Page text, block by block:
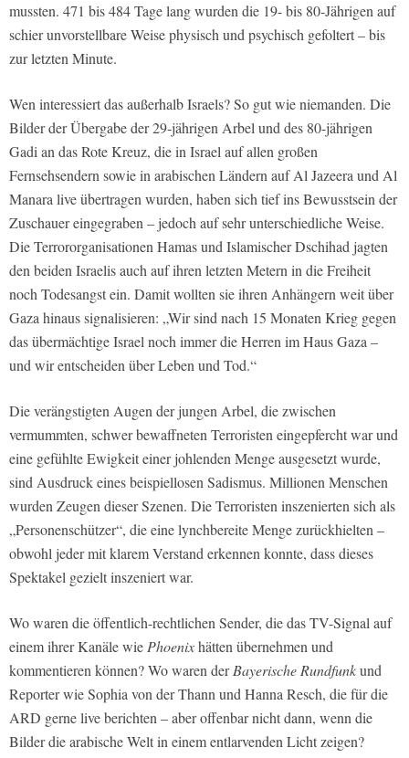
mussten. 471 bis 484 Tage lang wurden die 19- bis 80-Jährigen auf
schier unvorstellbare Weise physisch und psychisch gefoltert – bis
zur letzten Minute.
Wen interessiert das außerhalb Israels? So gut wie niemanden. Die
Bilder der Übergabe der 29-jährigen Arbel und des 80-jährigen
Gadi an das Rote Kreuz, die in Israel auf allen großen
Fernsehsendern sowie in arabischen Ländern auf Al Jazeera und Al
Manara live übertragen wurden, haben sich tief ins Bewusstsein der
Zuschauer eingegraben – jedoch auf sehr unterschiedliche Weise.
Die Terrororganisationen Hamas und Islamischer Dschihad jagten
den beiden Israelis auch auf ihren letzten Metern in die Freiheit
noch Todesangst ein. Damit wollten sie ihren Anhängern weit über
Gaza hinaus signalisieren: „Wir sind nach 15 Monaten Krieg gegen
das übermächtige Israel noch immer die Herren im Haus Gaza –
und wir entscheiden über Leben und Tod.“
Die verängstigten Augen der jungen Arbel, die zwischen
vermummten, schwer bewaffneten Terroristen eingepfercht war und
eine gefühlte Ewigkeit einer johlenden Menge ausgesetzt wurde,
sind Ausdruck eines beispiellosen Sadismus. Millionen Menschen
wurden Zeugen dieser Szenen. Die Terroristen inszenierten sich als
„Personenschützer“, die eine lynchbereite Menge zurückhielten –
obwohl jeder mit klarem Verstand erkennen konnte, dass dieses
Spektakel gezielt inszeniert war.
Wo waren die öffentlich-rechtlichen Sender, die das TV-Signal auf
einem ihrer Kanäle wiePhoenixhätten übernehmen und
kommentieren können? Wo waren derBayerische Rundfunkund
Reporter wie Sophia von der Thann und Hanna Resch, die für die
ARD gerne live berichten – aber offenbar nicht dann, wenn die
Bilder die arabische Welt in einem entlarvenden Licht zeigen?